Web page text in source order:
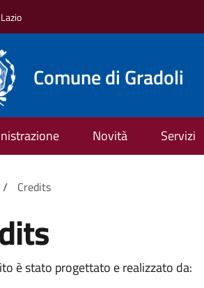
Comune di Gradoli
Novità Servizi
di pane
/ Credits
è stato progettato e realizzato da: